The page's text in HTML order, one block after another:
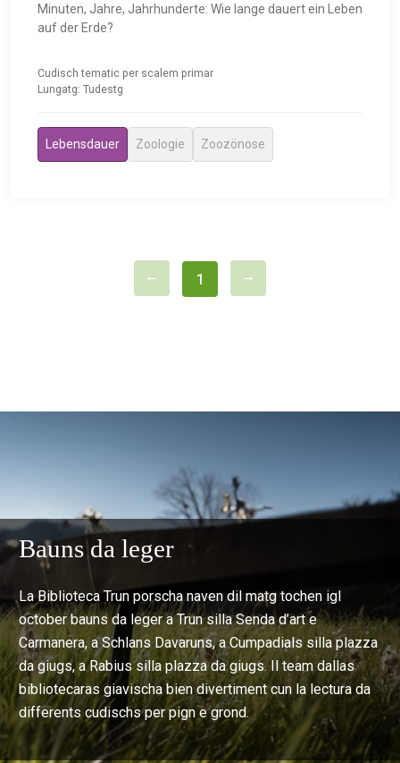
Minuten, Jahre, Jahrhunderte: Wie lange dauert ein Leben
auf der Erde?
Cudisch tematic per scalem primar
Lungatg: Tudestg
Lebensdauer Zoologie Zoozönose
1
Bauns da leger
La Biblioteca Trun porscha naven dil matg tochen igl
october bauns da leger a Trun silla Senda d’art e
Carmanera, a Schlans Davaruns, a Cumpadials silla plazza
da giugs, a Rabius silla plazza da giugs. Il team dallas
bibliotecaras giavischa bien divertiment cun la lectura da
differents cudischs per pign e grond.